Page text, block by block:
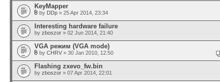
KeyMapper
by DDp » 25 Apr 2014, 23:34
Interesting hardware failure
by zboszor » 02 Jun 2014, 21:40
VGA режим (VGA mode)
by CHRV » 30 Jan 2010, 12:50
Flashing zxevo_fw.bin
by zboszor » 07 Apr 2014, 22:01